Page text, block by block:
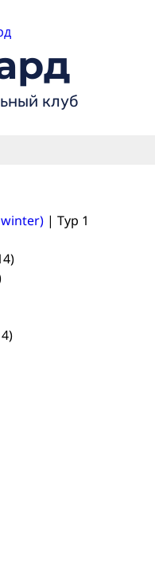
клуб
| Тур 1